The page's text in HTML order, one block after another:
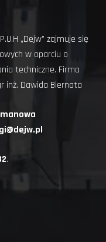
„Dejw” zajmuje się
w oparciu o
techniczne. Firma
inż. Dawida Biernata
.